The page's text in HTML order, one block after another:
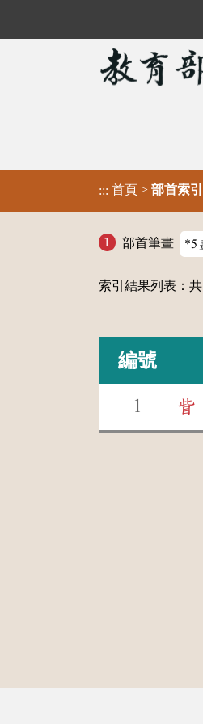
::: 首頁 > 部首索引
部首筆畫
索引結果列表：共
編號
1 眥